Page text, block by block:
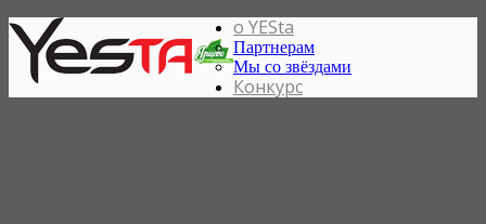
о YESta
Партнерам
Мы со звёздами
Конкурс